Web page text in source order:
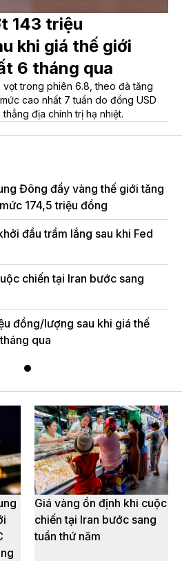
143 triệu
khi giá thế giới
6 tháng qua
vọt trong phiên 6.8, theo đà tăng
cao nhất 7 tuần do đồng USD
địa chính trị hạ nhiệt.
Đông đẩy vàng thế giới tăng
174,5 triệu đồng
đầu trầm lắng sau khi Fed
chiến tại Iran bước sang
đồng/lượng sau khi giá thế
qua
Giá vàng ổn định khi cuộc
chiến tại Iran bước sang
tuần thứ năm